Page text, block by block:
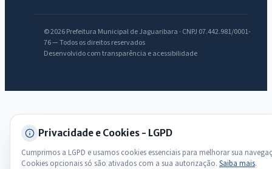
© 2026 Prefeitura Municipal de Jaguaribara · CNPJ 07.442.981/0001-
76 — Todos os direitos reservados
Desenvolvido com transparência e acessibilidade
Privacidade e Cookies - LGPD
Cumprimos a LGPD e usamos cookies essenciais para melhorar sua
Cookies opcionais só são ativados com a sua autorização. Saiba mais.